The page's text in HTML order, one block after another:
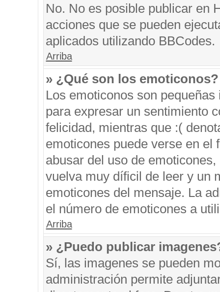
No. No es posible publicar en
acciones que se pueden
aplicados utilizando BBCodes.
Arriba
» ¿Qué son los emoticonos?
Los emoticonos son
para expresar un sentimiento
felicidad, mientras que :(
emoticones puede verse en el
abusar del uso de
vuelva muy díficil de leer y un
emoticones del mensaje. La
el número de emoticones a
Arriba
» ¿Puedo publicar
Sí, las imagenes se pueden
administración permite